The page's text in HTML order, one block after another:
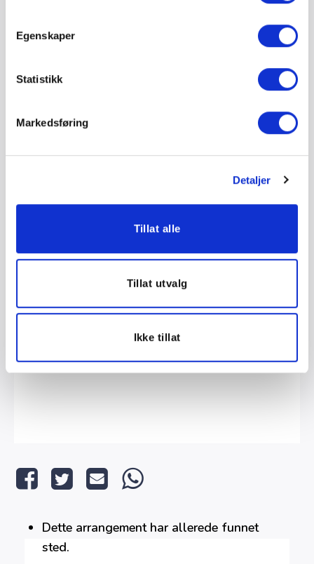
Egenskaper
Statistikk
Markedsføring
Detaljer
Tillat alle
Tillat utvalg
Ikke tillat
Maskeringstape
Dette arrangement har allerede funnet
sted.